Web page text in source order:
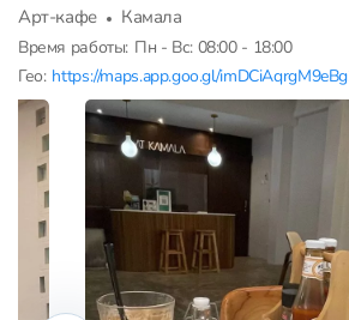
Арт-кафе Камала
Время работы: Пн - Вс: 08:00 - 18:00
Гео: https://maps.app.goo.gl/